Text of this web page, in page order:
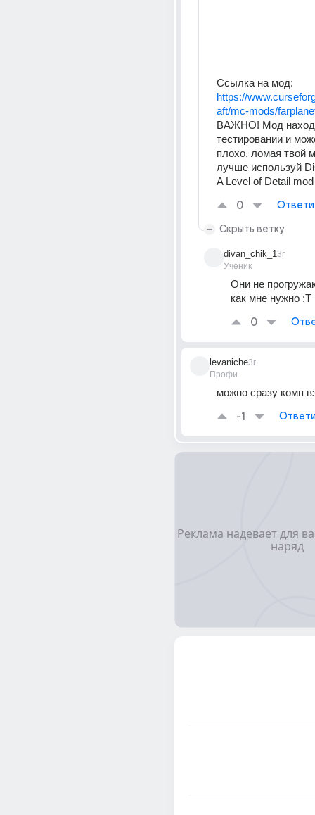
Ссылка на мод:
https://
aft/mc-mods/
ВАЖНО! Мод
тестировании и
плохо, ломая твой
лучше используй
A Level of Detail mod
0
Скрыть ветку
divan_chik_1
Ученик
3г
Они не
как мне нужно :Т
0
levaniche
Профи
3г
можно сразу комп
-1